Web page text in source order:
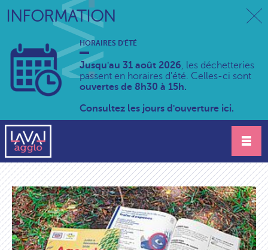
INFORMATION
HORAIRES D'ÉTÉ
Jusqu'au 31 août 2026, les déchetteries
passent en horaires d'été. Celles-ci sont
ouvertes de 8h30 à 15h.
Consultez les jours d'ouverture ici.